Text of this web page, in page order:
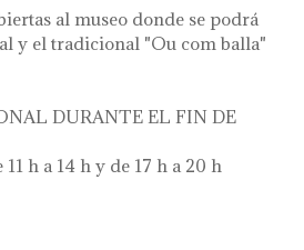
al museo donde se podrá
y el tradicional "Ou com balla"
DURANTE EL FIN DE
h a 14 h y de 17 h a 20 h
de la flor - l'ou com balla a la